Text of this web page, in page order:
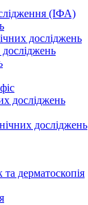
(ІФА)
досліджень
досліджень
досліджень
дерматоскопія